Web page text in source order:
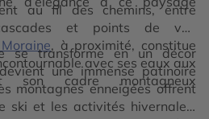
au fil des chemins, entre
et points de vue
, à proximité, constitue
avec ses eaux aux
son cadre montagneux
se transforme en un décor
une immense patinoire
montagnes enneigées offrent
ski et les activités hivernales.